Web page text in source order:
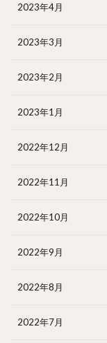
2023年4月
2023年3月
2023年2月
2023年1月
2022年12月
2022年11月
2022年10月
2022年9月
2022年8月
2022年7月